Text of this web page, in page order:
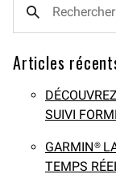
Articles
SUIVI
GARMIN®
TEMPS